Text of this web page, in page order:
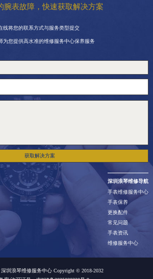
腕表故障，快速获取解决方案
线将您的联系方式与服务类型提交
为您提供高水准的维修服务中心保养服务
获取解决方案
深圳浪琴维修导航
手表维修服务中心
手表保养
更换配件
常见问题
手表资讯
维修服务中心
深圳浪琴维修服务中心 Copyright © 2018-2032